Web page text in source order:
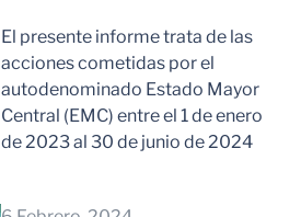
El presente informe trata de las
acciones cometidas por el
autodenominado Estado Mayor
Central (EMC) entre el 1 de enero
de 2023 al 30 de junio de 2024